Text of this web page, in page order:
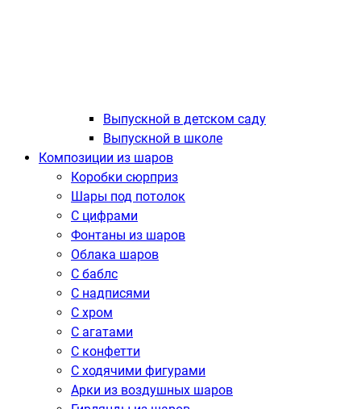
Выпускной в детском саду
Выпускной в школе
Композиции из шаров
Коробки сюрприз
Шары под потолок
С цифрами
Фонтаны из шаров
Облака шаров
С баблс
С надписями
С хром
С агатами
С конфетти
С ходячими фигурами
Арки из воздушных шаров